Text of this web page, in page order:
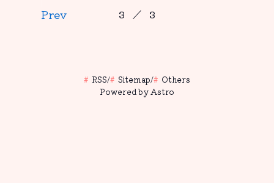
Prev 3 ／ 3
RSS/ Sitemap/
Others
Powered by Astro